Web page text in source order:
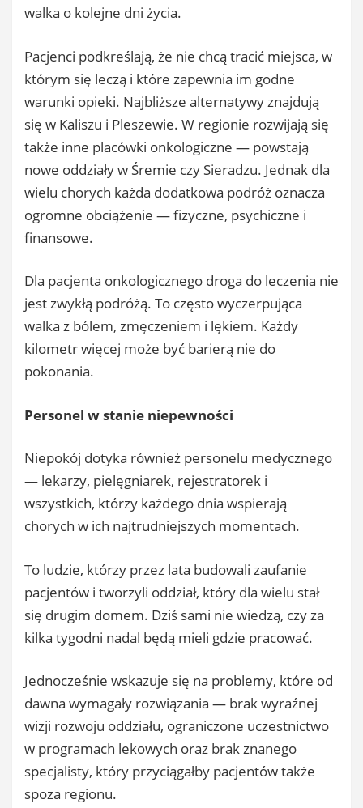
walka o kolejne dni życia.
Pacjenci podkreślają, że nie chcą tracić miejsca, w
którym się leczą i które zapewnia im godne
warunki opieki. Najbliższe alternatywy znajdują
się w Kaliszu i Pleszewie. W regionie rozwijają się
także inne placówki onkologiczne — powstają
nowe oddziały w Śremie czy Sieradzu. Jednak dla
wielu chorych każda dodatkowa podróż oznacza
ogromne obciążenie — fizyczne, psychiczne i
finansowe.
Dla pacjenta onkologicznego droga do leczenia nie
jest zwykłą podróżą. To często wyczerpująca
walka z bólem, zmęczeniem i lękiem. Każdy
kilometr więcej może być barierą nie do
pokonania.
Personel w stanie niepewności
Niepokój dotyka również personelu medycznego
— lekarzy, pielęgniarek, rejestratorek i
wszystkich, którzy każdego dnia wspierają
chorych w ich najtrudniejszych momentach.
To ludzie, którzy przez lata budowali zaufanie
pacjentów i tworzyli oddział, który dla wielu stał
się drugim domem. Dziś sami nie wiedzą, czy za
kilka tygodni nadal będą mieli gdzie pracować.
Jednocześnie wskazuje się na problemy, które od
dawna wymagały rozwiązania — brak wyraźnej
wizji rozwoju oddziału, ograniczone uczestnictwo
w programach lekowych oraz brak znanego
specjalisty, który przyciągałby pacjentów także
spoza regionu.